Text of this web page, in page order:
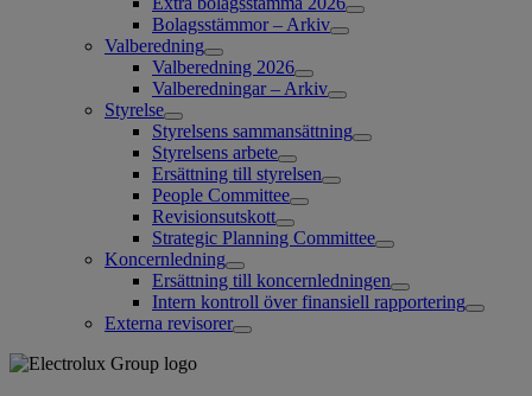
Bolagsstämmor – Arkiv
Valberedning
Valberedning 2026
Valberedningar – Arkiv
Styrelse
Styrelsens sammansättning
Styrelsens arbete
Ersättning till styrelsen
People Committee
Revisionsutskott
Strategic Planning Committee
Koncernledning
Ersättning till koncernledningen
Intern kontroll över finansiell rapportering
Externa revisorer